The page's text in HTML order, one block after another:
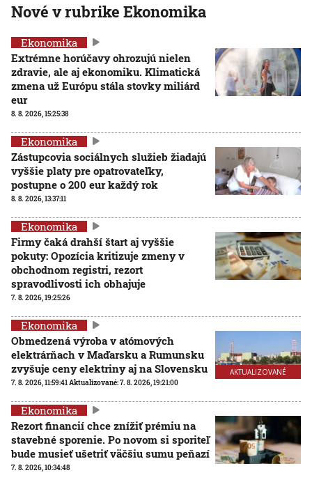
Nové v rubrike Ekonomika
Ekonomika
Extrémne horúčavy ohrozujú nielen
zdravie, ale aj ekonomiku. Klimatická
zmena už Európu stála stovky miliárd
eur
8. 8. 2026, 15:25:38
Ekonomika
Zástupcovia sociálnych služieb žiadajú
vyššie platy pre opatrovateľky,
postupne o 200 eur každý rok
8. 8. 2026, 13:37:11
Ekonomika
Firmy čaká drahší štart aj vyššie
pokuty: Opozícia kritizuje zmeny v
obchodnom registri, rezort
spravodlivosti ich obhajuje
7. 8. 2026, 19:25:26
AKTUALIZOVANÉ
Ekonomika
Obmedzená výroba v atómových
elektrárňach v Maďarsku a Rumunsku
zvyšuje ceny elektriny aj na Slovensku
7. 8. 2026, 11:59:41Aktualizované:7. 8. 2026, 19:21:00
Ekonomika
Rezort financií chce znížiť prémiu na
stavebné sporenie. Po novom si sporiteľ
bude musieť ušetriť väčšiu sumu peňazí
7. 8. 2026, 10:34:48